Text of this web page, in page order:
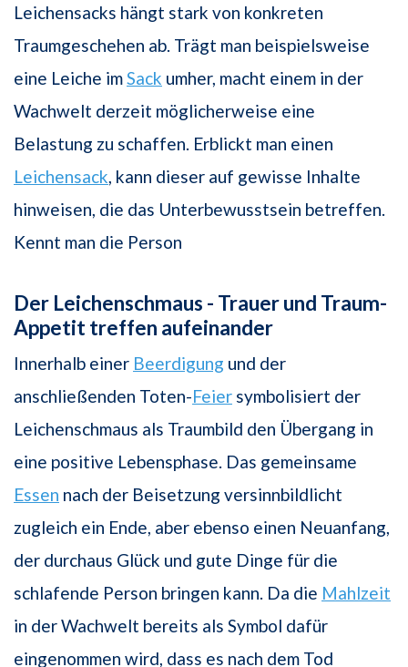
Leichensacks hängt stark von konkreten
Traumgeschehen ab. Trägt man beispielsweise
eine Leiche imSack umher, macht einem in der
Wachwelt derzeit möglicherweise eine
Belastung zu schaffen. Erblickt man einen
Leichensack, kann dieser auf gewisse Inhalte
hinweisen, die das Unterbewusstsein betreffen.
Kennt man die Person
Der Leichenschmaus - Trauer und Traum-
Appetit treffen aufeinander
Innerhalb einer Beerdigung und der
anschließenden Toten-Feier symbolisiert der
Leichenschmaus als Traumbild den Übergang in
eine positive Lebensphase. Das gemeinsame
Essen nach der Beisetzung versinnbildlicht
zugleich ein Ende, aber ebenso einen Neuanfang,
der durchaus Glück und gute Dinge für die
schlafende Person bringen kann. Da die Mahlzeit
in der Wachwelt bereits als Symbol dafür
eingenommen wird, dass es nach dem Tod